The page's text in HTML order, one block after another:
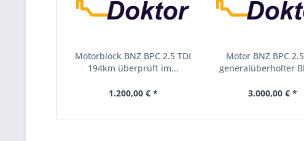
Motorblock BNZ BPC 2.5 TDI
194km überprüft im...
1.200,00 € *
Motor BNZ BPC
generalüberholter
3.000,00 € *